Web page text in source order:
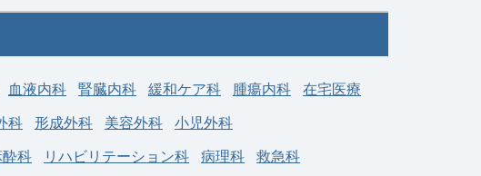
血液内科 腎臓内科 緩和ケア科 腫瘍内科
在宅医療
科 形成外科 美容外科
小児外科
酔科 リハビリテーション科 病理科
救急科